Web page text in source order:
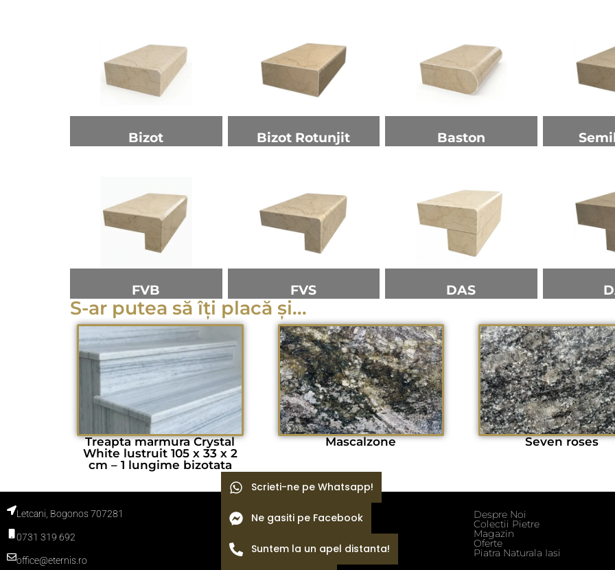
Bizot Bizot Rotunjit Baston
FVB FVS DAS
S-ar putea să îți placă și...
Treapta marmura Crystal
White lustruit 105 x 33 x 2
cm – 1 lungime bizotata
Mascalzone Seven roses
Letcani, Bogonos 707281
0731 319 692
office@eternis.ro
Termeni si conditii
Blog
Despre Noi
Colectii Pietre
Magazin
Oferte
Piatra Naturala Iasi
Scrieti-ne pe Whatsapp!
Ne gasiti pe Facebook
Suntem la un apel distanta!